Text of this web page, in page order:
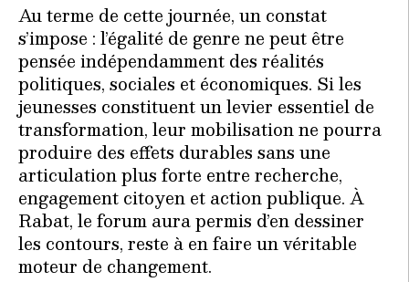
Au terme de cette journée, un constat
s’impose : l’égalité de genre ne peut être
pensée indépendamment des réalités
politiques, sociales et économiques. Si les
jeunesses constituent un levier essentiel de
transformation, leur mobilisation ne pourra
produire des effets durables sans une
articulation plus forte entre recherche,
engagement citoyen et action publique. À
Rabat, le forum aura permis d’en dessiner
les contours, reste à en faire un véritable
moteur de changement.